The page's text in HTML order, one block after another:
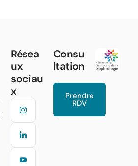
Résea
ux
sociau
x
Consu
ltation
Prendre
RDV